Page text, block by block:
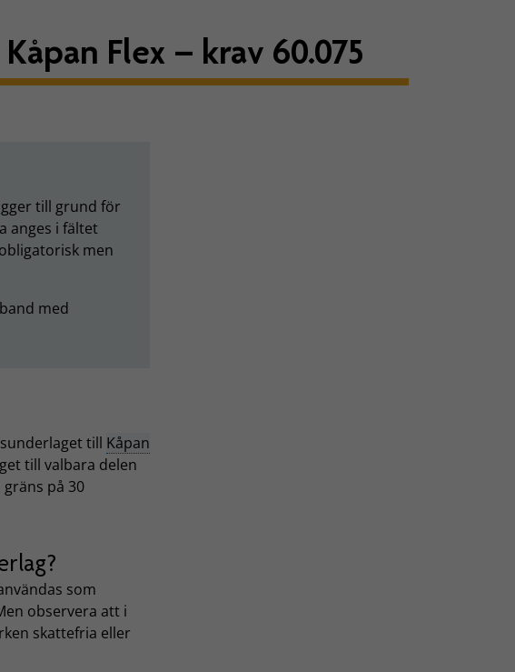
Flex – krav 60.075
till grund för
anges i fältet
men
med
till Kåpan
till valbara delen
på 30
som
observera att i
skattefria eller